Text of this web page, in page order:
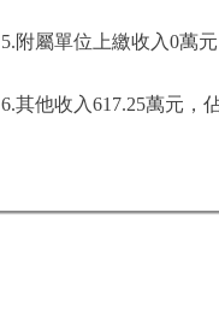
5.附屬單位上繳收入0萬
6.其他收入617.25萬元，